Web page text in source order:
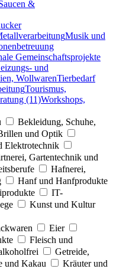
&
Musik und
Gemeinschaftsprojekte
und
WollwarenTierbedarf
Tourismus,
(11)Workshops,
Bekleidung, Schuhe,
und Optik
Elektrotechnik
Gartentechnik und
Hafnerei,
Hanf und Hanfprodukte
IT-
Kunst und Kultur
Eier
Fleisch und
Getreide,
und Kakau
Kräuter und